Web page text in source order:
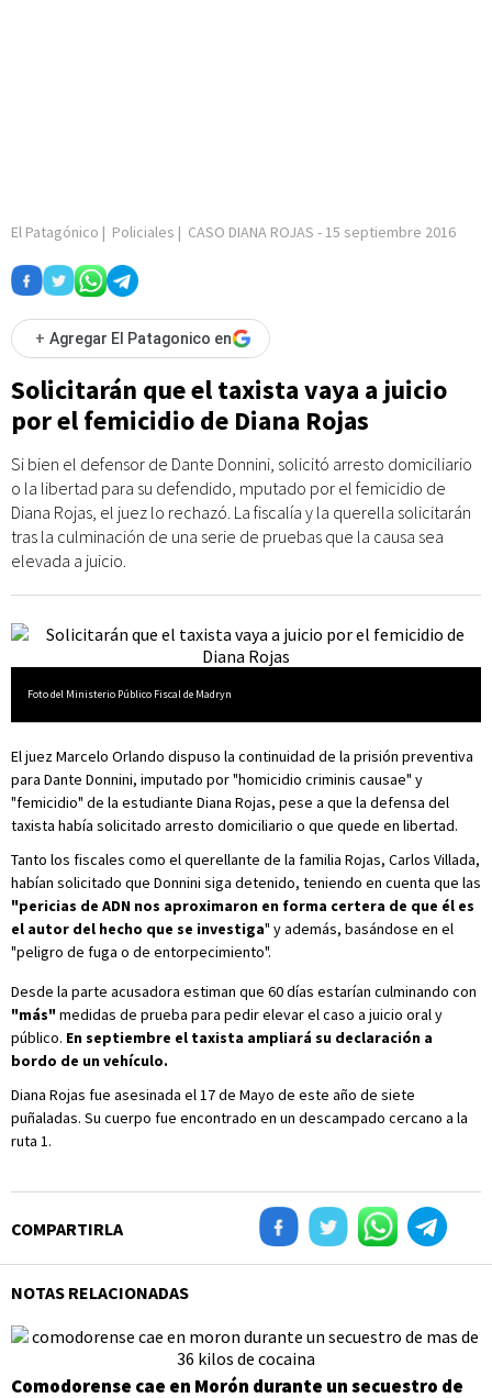
El Patagónico | Policiales | CASO DIANA ROJAS - 15 septiembre 2016
+ Agregar El Patagonico en
Solicitarán que el taxista vaya a juicio
por el femicidio de Diana Rojas
Si bien el defensor de Dante Donnini, solicitó arresto domiciliario
o la libertad para su defendido, mputado por el femicidio de
Diana Rojas, el juez lo rechazó. La fiscalía y la querella solicitarán
tras la culminación de una serie de pruebas que la causa sea
elevada a juicio.
Foto del Ministerio Público Fiscal de Madryn
El juez Marcelo Orlando dispuso la continuidad de la prisión preventiva
para Dante Donnini, imputado por "homicidio criminis causae" y
"femicidio" de la estudiante Diana Rojas, pese a que la defensa del
taxista había solicitado arresto domiciliario o que quede en libertad.
Tanto los fiscales como el querellante de la familia Rojas, Carlos Villada,
habían solicitado que Donnini siga detenido, teniendo en cuenta que las
"pericias de ADN nos aproximaron en forma certera de que él es
el autor del hecho que se investiga" y además, basándose en el
"peligro de fuga o de entorpecimiento".
Desde la parte acusadora estiman que 60 días estarían culminando con
"más"medidas de prueba para pedir elevar el caso a juicio oral y
público. En septiembre el taxista ampliará su declaración a
bordo de un vehículo.
Diana Rojas fue asesinada el 17 de Mayo de este año de siete
puñaladas. Su cuerpo fue encontrado en un descampado cercano a la
ruta 1.
COMPARTIRLA
NOTAS RELACIONADAS
Comodorense cae en Morón durante un secuestro de